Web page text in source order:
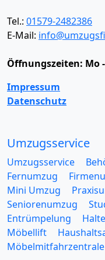
Tel.: 01579-2482386
E-Mail:
Öffnungszeiten: Mo
Impressum
Datenschutz
Umzugsservice
Umzugsservice
Fernumzug
Mini Umzug
Seniorenumzug
Entrümpelung
Möbellift
Möbelmitfahrzentrale